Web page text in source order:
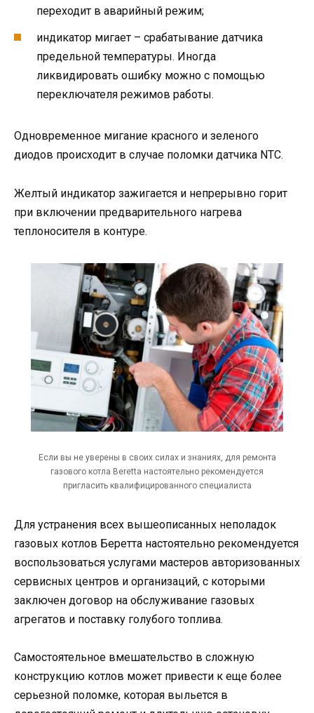
переходит в аварийный режим;
индикатор мигает – срабатывание датчика
предельной температуры. Иногда
ликвидировать ошибку можно с помощью
переключателя режимов работы.
Одновременное мигание красного и зеленого
диодов происходит в случае поломки датчика NTC.
Желтый индикатор зажигается и непрерывно горит
при включении предварительного нагрева
теплоносителя в контуре.
Если вы не уверены в своих силах и знаниях, для ремонта
газового котла Beretta настоятельно рекомендуется
пригласить квалифицированного специалиста
Для устранения всех вышеописанных неполадок
газовых котлов Беретта настоятельно рекомендуется
воспользоваться услугами мастеров авторизованных
сервисных центров и организаций, с которыми
заключен договор на обслуживание газовых
агрегатов и поставку голубого топлива.
Самостоятельное вмешательство в сложную
конструкцию котлов может привести к еще более
серьезной поломке, которая выльется в